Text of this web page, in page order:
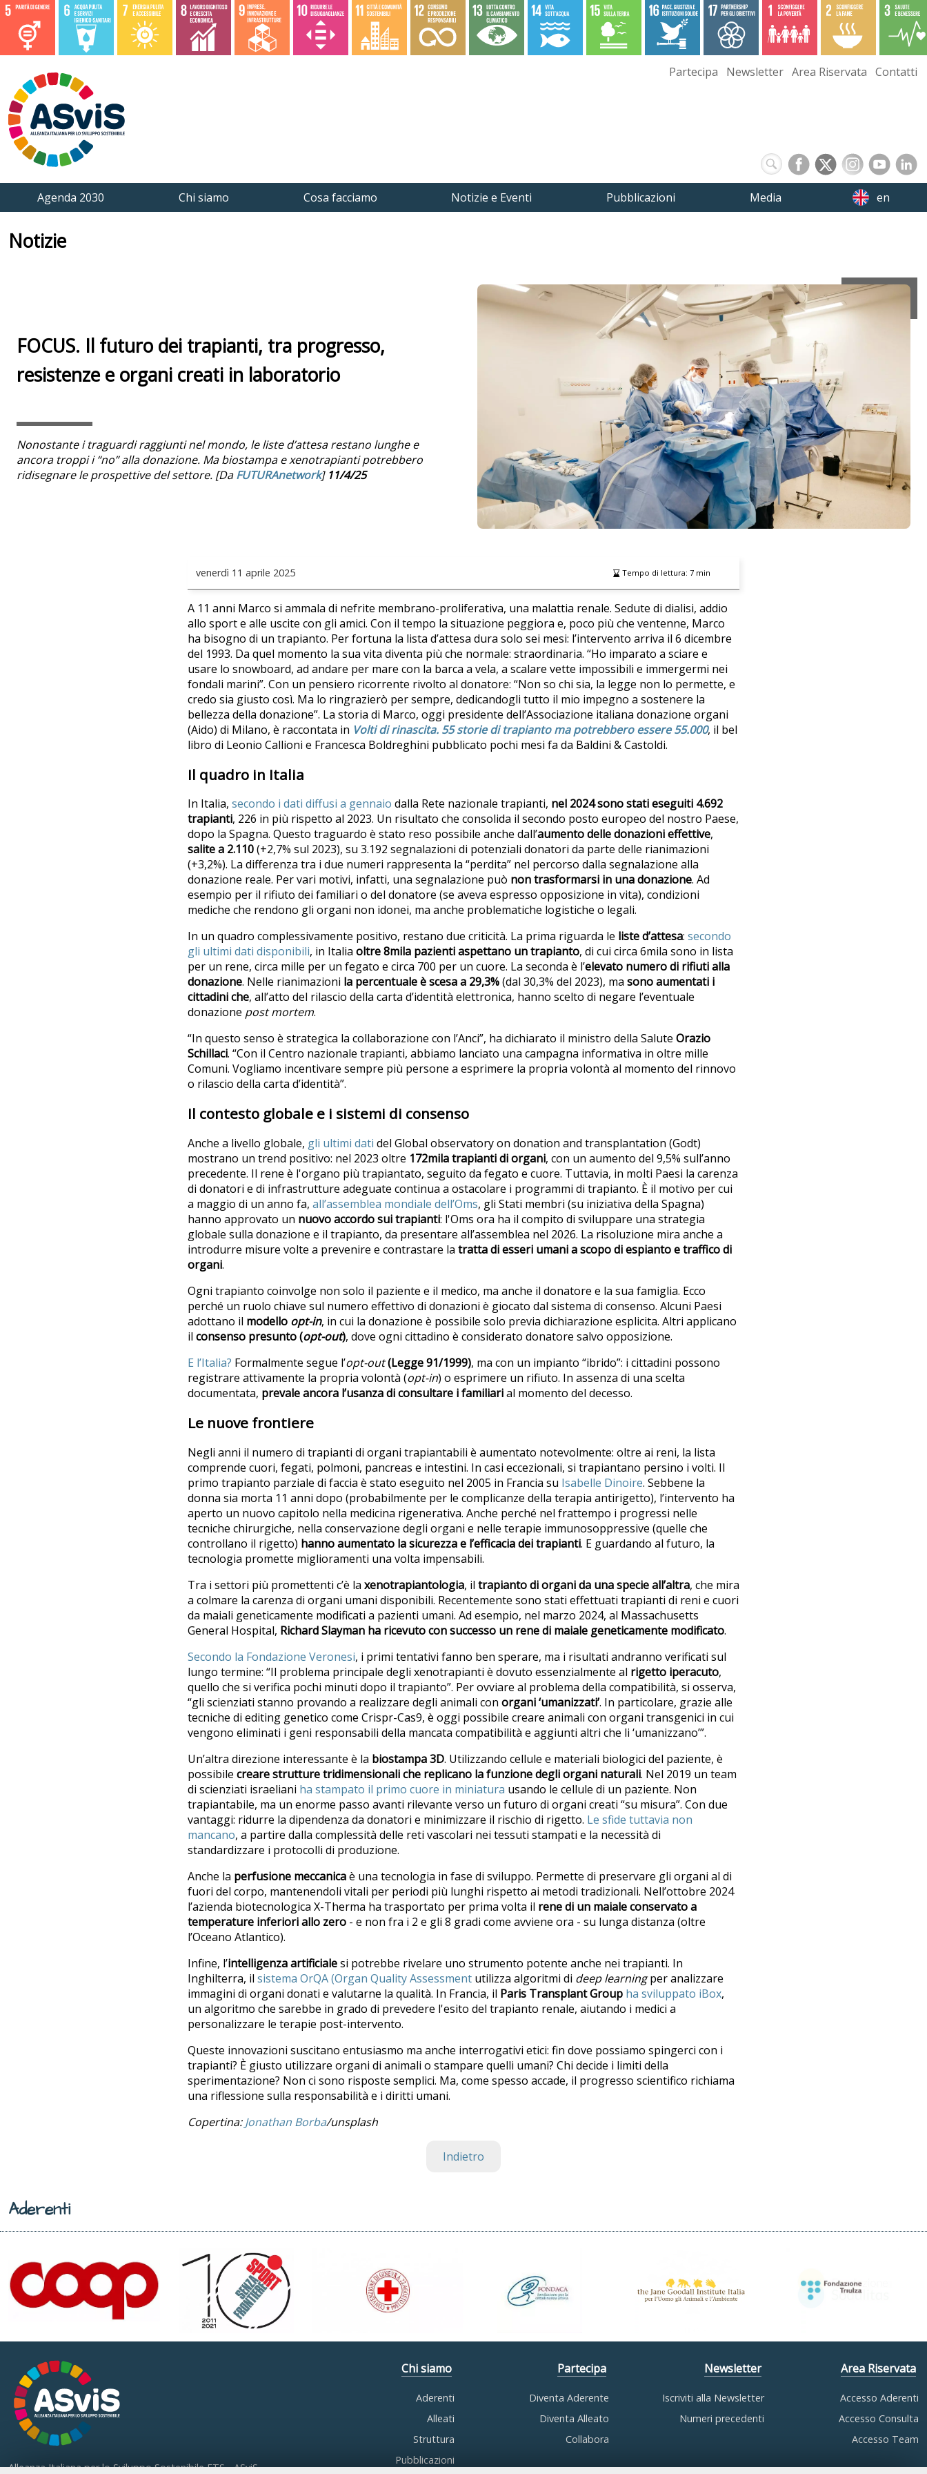
Partecipa Newsletter Area Riservata Contatti
Agenda 2030 Chi siamo Cosa facciamo Notizie e Eventi Pubblicazioni Media en
Notizie
FOCUS. Il futuro dei trapianti, tra progresso,
resistenze e organi creati in laboratorio
Nonostante i traguardi raggiunti nel mondo, le liste d’attesa restano lunghe e
ancora troppi i “no” alla donazione. Ma biostampa e xenotrapianti potrebbero
ridisegnare le prospettive del settore. [DaFUTURAnetwork] 11/4/25
venerdì 11 aprile 2025 Tempo di lettura: 7min
A 11 anni Marco si ammala di nefrite membrano-proliferativa, una malattia renale. Sedute di dialisi, addio
allo sport e alle uscite con gli amici. Con il tempo la situazione peggiora e, poco più che ventenne, Marco
ha bisogno di un trapianto. Per fortuna la lista d’attesa dura solo sei mesi: l’intervento arriva il 6 dicembre
del 1993. Da quel momento la sua vita diventa più che normale: straordinaria. “Ho imparato a sciare e
usare lo snowboard, ad andare per mare con la barca a vela, a scalare vette impossibili e immergermi nei
fondali marini”. Con un pensiero ricorrente rivolto al donatore: “Non so chi sia, la legge non lo permette, e
credo sia giusto così. Ma lo ringrazierò per sempre, dedicandogli tutto il mio impegno a sostenere la
bellezza della donazione”. La storia di Marco, oggi presidente dell’Associazione italiana donazione organi
(Aido) di Milano, è raccontata in Volti di rinascita. 55 storie di trapianto ma potrebbero essere 55.000, il bel
libro di Leonio Callioni e Francesca Boldreghini pubblicato pochi mesi fa da Baldini & Castoldi.
Il quadro in Italia
In Italia, secondo i dati diffusi a gennaio dalla Rete nazionale trapianti, nel 2024 sono stati eseguiti 4.692
trapianti, 226 in più rispetto al 2023. Un risultato che consolida il secondo posto europeo del nostro Paese,
dopo la Spagna. Questo traguardo è stato reso possibile anche dall’aumento delle donazioni effettive,
salite a 2.110(+2,7% sul 2023), su 3.192 segnalazioni di potenziali donatori da parte delle rianimazioni
(+3,2%). La differenza tra i due numeri rappresenta la “perdita” nel percorso dalla segnalazione alla
donazione reale. Per vari motivi, infatti, una segnalazione può non trasformarsi in una donazione. Ad
esempio per il rifiuto dei familiari o del donatore (se aveva espresso opposizione in vita), condizioni
mediche che rendono gli organi non idonei, ma anche problematiche logistiche o legali.
In un quadro complessivamente positivo, restano due criticità. La prima riguarda le liste d’attesa: secondo
gli ultimi dati disponibili, in Italia oltre 8mila pazienti aspettano un trapianto, di cui circa 6mila sono in lista
per un rene, circa mille per un fegato e circa 700 per un cuore. La seconda è l’elevato numero di rifiuti alla
donazione. Nelle rianimazioni la percentuale è scesa a 29,3%(dal 30,3% del 2023), ma sono aumentati i
cittadini che, all’atto del rilascio della carta d’identità elettronica, hanno scelto di negare l’eventuale
donazione post mortem.
“In questo senso è strategica la collaborazione con l’Anci”, ha dichiarato il ministro della Salute Orazio
Schillaci. “Con il Centro nazionale trapianti, abbiamo lanciato una campagna informativa in oltre mille
Comuni. Vogliamo incentivare sempre più persone a esprimere la propria volontà al momento del rinnovo
o rilascio della carta d’identità”.
Il contesto globale e i sistemi di consenso
Anche a livello globale, gli ultimi dati del Global observatory on donation and transplantation (Godt)
mostrano un trend positivo: nel 2023 oltre 172mila trapianti di organi, con un aumento del 9,5% sull’anno
precedente. Il rene è l'organo più trapiantato, seguito da fegato e cuore. Tuttavia, in molti Paesi la carenza
di donatori e di infrastrutture adeguate continua a ostacolare i programmi di trapianto. È il motivo per cui
a maggio di un anno fa, all’assemblea mondiale dell’Oms, gli Stati membri (su iniziativa della Spagna)
hanno approvato un nuovo accordo sui trapianti: l'Oms ora ha il compito di sviluppare una strategia
globale sulla donazione e il trapianto, da presentare all’assemblea nel 2026. La risoluzione mira anche a
introdurre misure volte a prevenire e contrastare la tratta di esseri umani a scopo di espianto e traffico di
organi.
Ogni trapianto coinvolge non solo il paziente e il medico, ma anche il donatore e la sua famiglia. Ecco
perché un ruolo chiave sul numero effettivo di donazioni è giocato dal sistema di consenso. Alcuni Paesi
adottano il modello opt-in, in cui la donazione è possibile solo previa dichiarazione esplicita. Altri applicano
il consenso presunto (opt-out), dove ogni cittadino è considerato donatore salvo opposizione.
E l’Italia? Formalmente segue l’opt-out(Legge 91/1999), ma con un impianto “ibrido”: i cittadini possono
registrare attivamente la propria volontà (opt-in) o esprimere un rifiuto. In assenza di una scelta
documentata, prevale ancora l’usanza diconsultare i familiarial momento del decesso.
Le nuove frontiere
Negli anni il numero di trapianti di organi trapiantabili è aumentato notevolmente: oltre ai reni, la lista
comprende cuori, fegati, polmoni, pancreas e intestini. In casi eccezionali, si trapiantano persino i volti. Il
primo trapianto parziale di faccia è stato eseguito nel 2005 in Francia su Isabelle Dinoire. Sebbene la
donna sia morta 11 anni dopo (probabilmente per le complicanze della terapia antirigetto), l’intervento ha
aperto un nuovo capitolo nella medicina rigenerativa. Anche perché nel frattempo i progressi nelle
tecniche chirurgiche, nella conservazione degli organi e nelle terapie immunosoppressive (quelle che
controllano il rigetto) hannoaumentato la sicurezza e l’efficacia dei trapianti. E guardando al futuro, la
tecnologia promette miglioramenti una volta impensabili.
Tra i settori più promettenti c’è la xenotrapiantologia, il trapianto di organi da una specie all’altra, che mira
a colmare la carenza di organi umani disponibili. Recentemente sono stati effettuati trapianti di reni e cuori
da maiali geneticamente modificati a pazienti umani. Ad esempio, nel marzo 2024, al Massachusetts
General Hospital, Richard Slayman ha ricevuto con successo un rene di maiale geneticamente modificato.
Secondo la Fondazione Veronesi, i primi tentativi fanno ben sperare, ma i risultati andranno verificati sul
lungo termine: “Il problema principale degli xenotrapianti è dovuto essenzialmente al rigetto iperacuto,
quello che si verifica pochi minuti dopo il trapianto”. Per ovviare al problema della compatibilità, si osserva,
“gli scienziati stanno provando a realizzare degli animali con organi ‘umanizzati’. In particolare, grazie alle
tecniche di editing genetico come Crispr-Cas9, è oggi possibile creare animali con organi transgenici in cui
vengono eliminati i geni responsabili della mancata compatibilità e aggiunti altri che li ‘umanizzano’”.
Un’altra direzione interessante è la biostampa 3D. Utilizzando cellule e materiali biologici del paziente, è
possibile creare strutture tridimensionali che replicano la funzione degli organi naturali. Nel 2019 un team
di scienziati israeliani ha stampato il primo cuore in miniatura usando le cellule di un paziente. Non
trapiantabile, ma un enorme passo avanti rilevante verso un futuro di organi creati “su misura”. Con due
vantaggi: ridurre la dipendenza da donatori e minimizzare il rischio di rigetto. Le sfide tuttavia non
mancano, a partire dalla complessità delle reti vascolari nei tessuti stampati e la necessità di
standardizzare i protocolli di produzione.
Anche la perfusione meccanicaè una tecnologia in fase di sviluppo. Permette di preservare gli organi al di
fuori del corpo, mantenendoli vitali per periodi più lunghi rispetto ai metodi tradizionali. Nell’ottobre 2024
l’azienda biotecnologica X-Therma ha trasportato per prima volta il rene di un maiale conservato a
temperature inferiori allo zero - e non fra i 2 e gli 8 gradi come avviene ora - su lunga distanza (oltre
l’Oceano Atlantico).
Infine, l’intelligenza artificialesi potrebbe rivelare uno strumento potente anche nei trapianti. In
Inghilterra, il sistema OrQA (Organ Quality Assessment utilizza algoritmi di deep learningper analizzare
immagini di organi donati e valutarne la qualità. In Francia, il Paris Transplant Group ha sviluppato iBox,
un algoritmo che sarebbe in grado di prevedere l'esito del trapianto renale, aiutando i medici a
personalizzare le terapie post-intervento.
Queste innovazioni suscitano entusiasmo ma anche interrogativi etici: fin dove possiamo spingerci con i
trapianti? È giusto utilizzare organi di animali o stampare quelli umani? Chi decide i limiti della
sperimentazione? Non ci sono risposte semplici. Ma, come spesso accade, il progresso scientifico richiama
una riflessione sulla responsabilità e i diritti umani.
Copertina:Jonathan Borba/unsplash
Indietro
Aderenti
Alleanza Italiana per lo Sviluppo Sostenibile ETS - ASviS
Chi siamo
Aderenti
Alleati
Struttura
Pubblicazioni
Partecipa
Diventa Aderente
Diventa Alleato
Collabora
Newsletter
Iscriviti alla Newsletter
Numeri precedenti
Area Riservata
Accesso Aderenti
Accesso Consulta
Accesso Team